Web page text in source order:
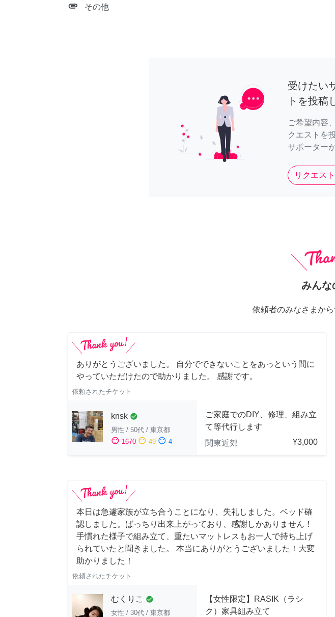
attachment その他
受けたい
トを投稿
ご希望内容
クエストを
サポーター
リクエス
みんな
依頼者のみなさまか
ありがとうございました。 自分でできないことをあっという間に
やっていただけたので助かりました。 感謝です。
依頼されたチケット
knsk check_circle
男性 / 50代 / 東京都
sentiment_satisfied 1670 sentiment_neutral 49 sentiment_dissatisfied 4
ご家庭でのDIY、修理、組み立
て等代行します
関東近郊
¥3,000
本日は急遽家族が立ち合うことになり、失礼しました。ベッド確
認しました。ばっちり出来上がっており、感謝しかありません！
手慣れた様子で組み立て、重たいマットレスもお一人で持ち上げ
られていたと聞きました。 本当にありがとうございました！大変
助かりました！
依頼されたチケット
むくりこ check_circle
女性 / 30代 / 東京都
【女性限定】RASIK（ラシ
ク）家具組み立て